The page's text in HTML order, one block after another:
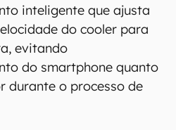
inteligente que ajusta
do cooler para
evitando
do smartphone quanto
durante o processo de